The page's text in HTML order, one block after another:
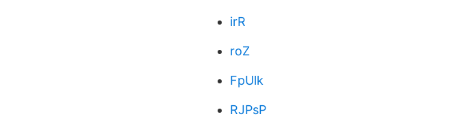
irR
roZ
FpUlk
RJPsP